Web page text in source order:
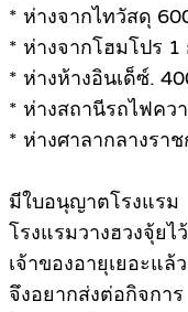
* ห่างจากไทวัสดุ
* ห่างจากโฮมโปร 1
* ห่างห้างอินเด็ซ์.
* ห่างสถานีรถไฟคว
* ห่างศาลากลางรา
มีใบอนุญาตโรงแรม
โรงแรมวางฮวงจุ้ยไ
เจ้าของอายุเยอะแล้ว
จึงอยากส่งต่อกิจการ